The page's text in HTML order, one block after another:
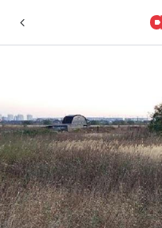
г. Краснодар
Избранное
0 объявлений
Недвижимость